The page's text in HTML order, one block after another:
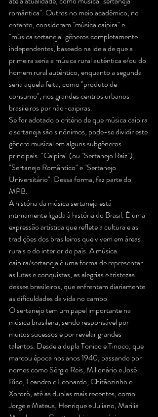
romântica". Outros no meio acadêmico, no
entanto, consideram "música caipira" e
"música sertaneja" gêneros completamente
independentes, baseado na ideia de que a
primeira seria a música rural autêntica e/ou do
homem rural autêntico, enquanto a segunda
seria aquela feita, como "produto de
consumo", nos grandes centros urbanos
brasileiros por não-caipiras.
Se for adotado o critério de que música caipira
e sertaneja são sinônimos, pode-se dividir este
gênero musical em alguns subgêneros
principais: "Caipira" (ou "Sertanejo Raiz"),
"Sertanejo Romântico" e "Sertanejo
Universitário". Dessa forma, faz parte do
MPB.
A história da música sertaneja está
intimamente ligada à história do Brasil. É uma
expressão artística que reflete a cultura e as
tradições dos brasileiros que vivem em áreas
rurais e do interior do país. A música
caipira/sertaneja é uma forma de representar
as lutas e conquistas, as alegrias e tristezas
desses brasileiros, que enfrentam diariamente
as dificuldades da vida no campo.
O sertanejo tem um papel importante na
música brasileira, sendo responsável por
muitos sucessos e por revelar grandes
talentos. Desde a dupla Tonico e Tinoco, que
marcou época nos anos 1940, passando por
nomes como Sérgio Reis, Milionário e José
Rico, Leandro e Leonardo, Chitãozinho e
Xororó, até as duplas mais recentes, como
Jorge e Mateus, Henrique e Juliano, Marília